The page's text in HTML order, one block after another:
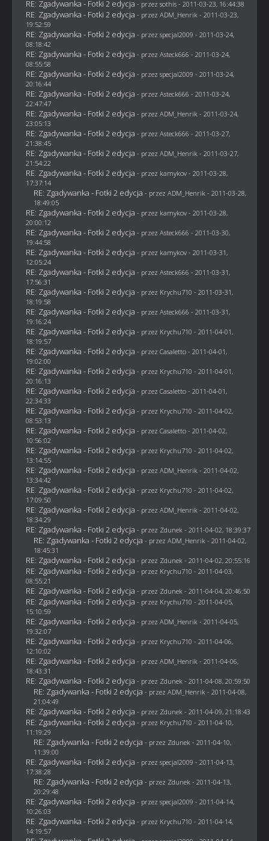
RE: Zgadywanka - Fotki 2 edycja - przez sothis- 2011-03-23, 16:44:38
RE: Zgadywanka - Fotki 2 edycja - przez ADM_Henrik - 2011-03-23,
19:52:59
RE: Zgadywanka - Fotki 2 edycja - przez specjal2009 - 2011-03-24,
08:18:42
RE: Zgadywanka - Fotki 2 edycja - przez Asteck666 - 2011-03-24,
08:55:58
RE: Zgadywanka - Fotki 2 edycja - przez specjal2009 - 2011-03-24,
20:16:44
RE: Zgadywanka - Fotki 2 edycja - przez Asteck666 - 2011-03-24,
22:47:47
RE: Zgadywanka - Fotki 2 edycja - przez ADM_Henrik - 2011-03-24,
23:05:13
RE: Zgadywanka - Fotki 2 edycja - przez Asteck666 - 2011-03-27,
21:38:45
RE: Zgadywanka - Fotki 2 edycja - przez ADM_Henrik - 2011-03-27,
21:54:22
RE: Zgadywanka - Fotki 2 edycja - przez kamykov- 2011-03-28,
17:37:14
RE: Zgadywanka - Fotki 2 edycja - przez ADM_Henrik - 2011-03-28,
18:49:05
RE: Zgadywanka - Fotki 2 edycja - przez kamykov- 2011-03-28,
20:00:12
RE: Zgadywanka - Fotki 2 edycja - przez Asteck666 - 2011-03-30,
19:44:58
RE: Zgadywanka - Fotki 2 edycja - przez kamykov- 2011-03-31,
12:05:24
RE: Zgadywanka - Fotki 2 edycja - przez Asteck666 - 2011-03-31,
17:56:31
RE: Zgadywanka - Fotki 2 edycja - przez Krychu710 - 2011-03-31,
18:19:58
RE: Zgadywanka - Fotki 2 edycja - przez Asteck666 - 2011-03-31,
19:16:24
RE: Zgadywanka - Fotki 2 edycja - przez Krychu710 - 2011-04-01,
18:19:57
RE: Zgadywanka - Fotki 2 edycja - przez Casaletto- 2011-04-01,
19:02:00
RE: Zgadywanka - Fotki 2 edycja - przez Krychu710 - 2011-04-01,
20:16:13
RE: Zgadywanka - Fotki 2 edycja - przez Casaletto- 2011-04-01,
22:34:33
RE: Zgadywanka - Fotki 2 edycja - przez Krychu710 - 2011-04-02,
08:53:13
RE: Zgadywanka - Fotki 2 edycja - przez Casaletto- 2011-04-02,
10:56:02
RE: Zgadywanka - Fotki 2 edycja - przez Krychu710 - 2011-04-02,
13:14:55
RE: Zgadywanka - Fotki 2 edycja - przez ADM_Henrik - 2011-04-02,
13:34:42
RE: Zgadywanka - Fotki 2 edycja - przez Krychu710 - 2011-04-02,
17:09:50
RE: Zgadywanka - Fotki 2 edycja - przez ADM_Henrik - 2011-04-02,
18:34:29
RE: Zgadywanka - Fotki 2 edycja - przez Zdunek - 2011-04-02, 18:39:37
RE: Zgadywanka - Fotki 2 edycja - przez ADM_Henrik - 2011-04-02,
18:45:31
RE: Zgadywanka - Fotki 2 edycja - przez Zdunek - 2011-04-02, 20:55:16
RE: Zgadywanka - Fotki 2 edycja - przez Krychu710 - 2011-04-03,
08:55:21
RE: Zgadywanka - Fotki 2 edycja - przez Zdunek - 2011-04-04, 20:46:50
RE: Zgadywanka - Fotki 2 edycja - przez Krychu710 - 2011-04-05,
15:10:59
RE: Zgadywanka - Fotki 2 edycja - przez ADM_Henrik - 2011-04-05,
19:32:07
RE: Zgadywanka - Fotki 2 edycja - przez Krychu710 - 2011-04-06,
12:10:02
RE: Zgadywanka - Fotki 2 edycja - przez ADM_Henrik - 2011-04-06,
18:43:31
RE: Zgadywanka - Fotki 2 edycja - przez Zdunek - 2011-04-08, 20:59:50
RE: Zgadywanka - Fotki 2 edycja - przez ADM_Henrik - 2011-04-08,
21:04:49
RE: Zgadywanka - Fotki 2 edycja - przez Zdunek - 2011-04-09, 21:18:43
RE: Zgadywanka - Fotki 2 edycja - przez Krychu710 - 2011-04-10,
11:19:29
RE: Zgadywanka - Fotki 2 edycja - przez Zdunek - 2011-04-10,
11:39:00
RE: Zgadywanka - Fotki 2 edycja - przez specjal2009 - 2011-04-13,
17:38:28
RE: Zgadywanka - Fotki 2 edycja - przez Zdunek - 2011-04-13,
20:29:48
RE: Zgadywanka - Fotki 2 edycja - przez specjal2009 - 2011-04-14,
10:26:03
RE: Zgadywanka - Fotki 2 edycja - przez Krychu710 - 2011-04-14,
14:19:57